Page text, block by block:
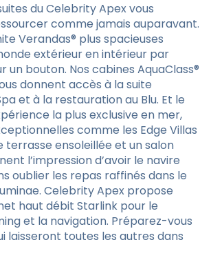
du Celebrity Apex vous
comme jamais auparavant.
Verandas® plus spacieuses
extérieur en intérieur par
un bouton. Nos cabines AquaClass®
donnent accès à la suite
et à la restauration au Blu. Et le
la plus exclusive en mer,
comme les Edge Villas
terrasse ensoleillée et un salon
l’impression d’avoir le navire
oublier les repas raffinés dans le
Celebrity Apex propose
haut débit Starlink pour le
et la navigation. Préparez-vous
laisseront toutes les autres dans